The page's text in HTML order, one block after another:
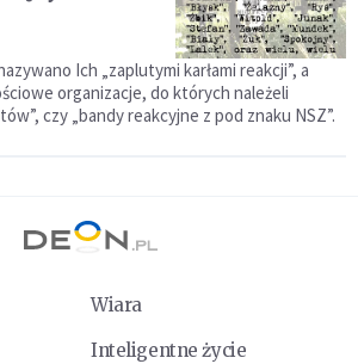
Ich „zaplutymi karłami reakcji”, a
organizacje, do których należeli
czy „bandy reakcyjne z pod znaku NSZ”.
Wiara
Inteligentne życie